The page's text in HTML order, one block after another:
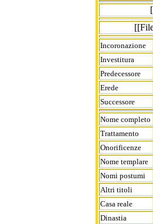
Incoronazione
Investitura
Predecessore
Erede
Successore
Nome completo
Trattamento
Onorificenze
Nome templare
Nomi postumi
Altri titoli
Casa reale
Dinastia